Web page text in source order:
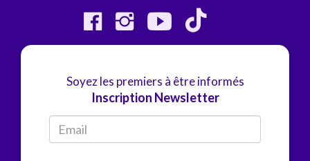
Soyez les premiers à être informés
Inscription Newsletter